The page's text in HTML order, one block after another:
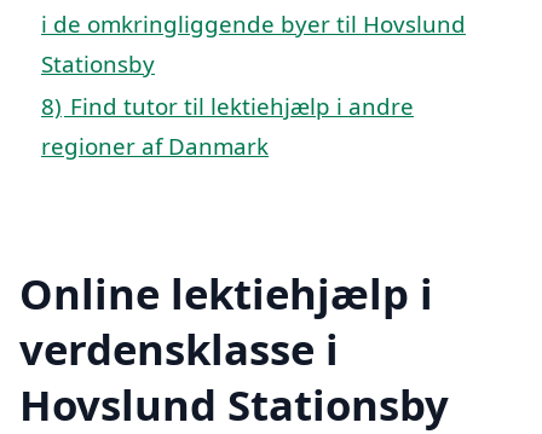
i de omkringliggende byer til Hovslund
Stationsby
8) Find tutor til lektiehjælp i andre
regioner af Danmark
Online lektiehjælp i
verdensklasse i
Hovslund Stationsby